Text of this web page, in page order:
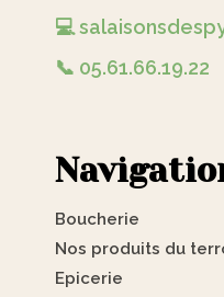
💻
📞 05.61.66.19.22
Boucherie
Nos produits du
Epicerie